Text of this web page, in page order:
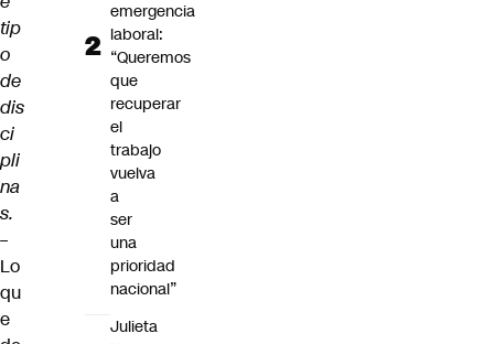
tip
o
de
dis
ci
pli
na
s.
–
Lo
qu
e
emergencia
laboral:
“Queremos
que
recuperar
el
trabajo
vuelva
a
ser
una
prioridad
nacional”
Julieta